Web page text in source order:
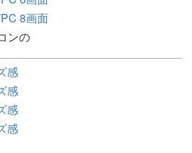
8画面
ンの
感
感
感
感